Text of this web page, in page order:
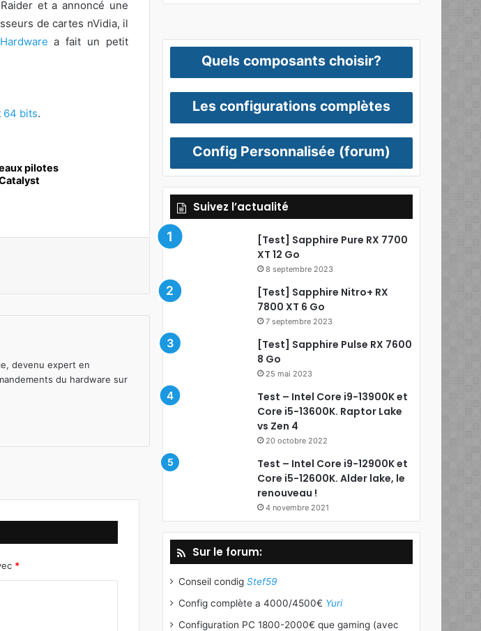
et a annoncé une
de cartes nVidia, il
a fait un petit
64 bits.
pilotes
devenu expert en
du hardware sur
*
Quels composants choisir?
Les configurations complètes
Config Personnalisée (forum)
Suivez l’actualité
[Test] Sapphire Pure RX 7700
XT 12 Go
8 septembre 2023
[Test] Sapphire Nitro+ RX
7800 XT 6 Go
7 septembre 2023
[Test] Sapphire Pulse RX 7600
8 Go
25 mai 2023
Test – Intel Core i9-13900K et
Core i5-13600K. Raptor Lake
vs Zen 4
20 octobre 2022
Test – Intel Core i9-12900K et
Core i5-12600K. Alder lake, le
renouveau !
4 novembre 2021
Sur le forum:
Conseil condig Stef59
Config complète a 4000/4500€ Yuri
Configuration PC 1800-2000€ que gaming (avec